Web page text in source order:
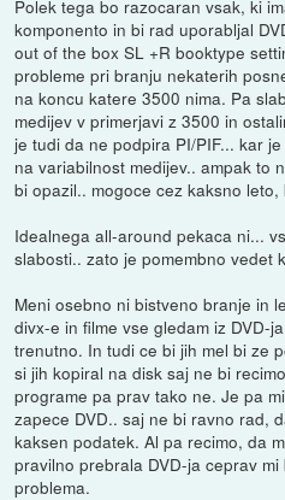
Polek tega bo razocaran vsak, ki
komponento in bi rad uporabljal
out of the box SL +R booktype
probleme pri branju nekaterih
na koncu katere 3500 nima. Pa
medijev v primerjavi z 3500 in
je tudi da ne podpira PI/PIF... kar
na variabilnost medijev.. ampak to
bi opazil.. mogoce cez kaksno
Idealnega all-around pekaca ni...
slabosti.. zato je pomembno vedet
Meni osebno ni bistveno branje in
divx-e in filme vse gledam iz DVD-
trenutno. In tudi ce bi jih mel bi ze
si jih kopiral na disk saj ne bi
programe pa prav tako ne. Je pa
zapece DVD.. saj ne bi ravno rad,
kaksen podatek. Al pa recimo, da
pravilno prebrala DVD-ja ceprav
problema.